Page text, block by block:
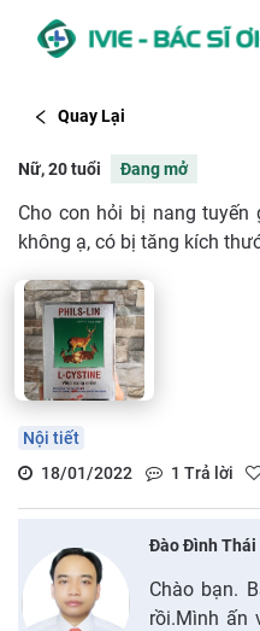
Quay Lại
Nữ, 20 tuổi Đang mở
Cho con hỏi bị nang
không ạ, có bị tăng kích
Nội tiết
18/01/2022
1 Trả lời
Đào Đình Thái
Chào bạn.
rồi.Mình ấn